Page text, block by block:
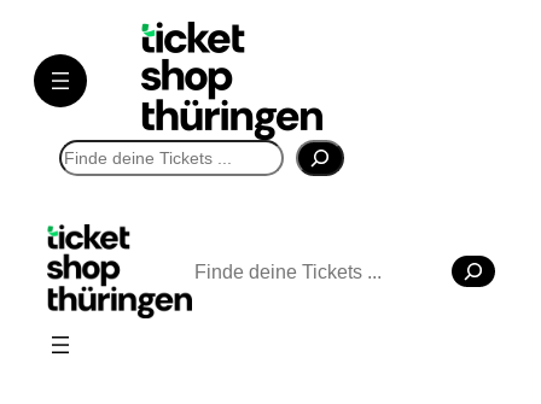
Inhalt
wechseln
Suchen
Suchen